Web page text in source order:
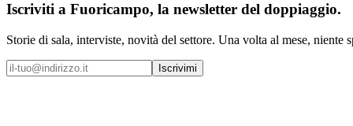
Iscriviti a Fuoricampo, la newsletter del doppiaggio.
Storie di sala, interviste, novità del settore. Una volta al mese, niente
Iscrivimi